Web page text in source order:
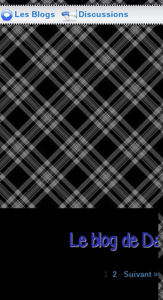
Les Blogs Discussions
Le blog de
1 2 Suivant >